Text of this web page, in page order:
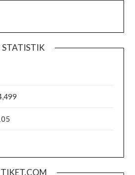
STATISTIK
TIKET.COM